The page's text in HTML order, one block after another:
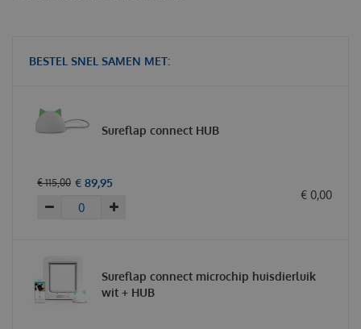
BESTEL SNEL SAMEN MET:
Sureflap connect HUB
€ 115,00 € 89,95
€ 0,00
Sureflap connect microchip huisdierluik
wit + HUB